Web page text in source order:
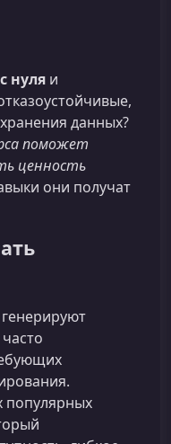
нуля и
данных?
поможет
ценность
они получат
популярных